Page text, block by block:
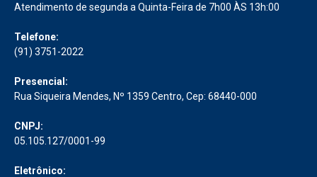
Atendimento de segunda a Quinta-Feira de 7h00 ÀS 13h:00
Telefone:
(91) 3751-2022
Presencial:
Rua Siqueira Mendes, Nº 1359 Centro, Cep: 68440-000
CNPJ:
05.105.127/0001-99
Eletrônico: